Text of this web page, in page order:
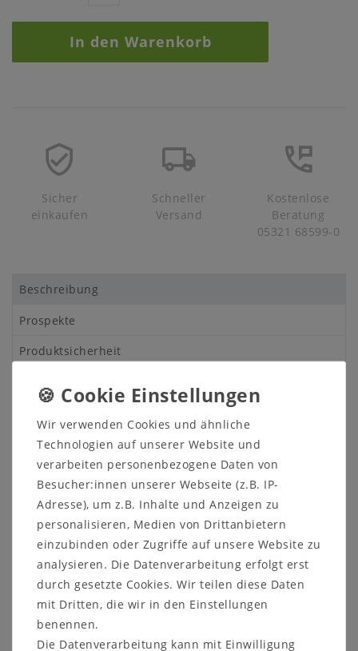
In den Warenkorb
Sicher
einkaufen
Schneller
Versand
Kostenlose
Beratung
05321 68599-0
Beschreibung
Prospekte
Produktsicherheit
Kleiner Esstisch 78x78cm mit oder
ohne Ansteckplatte
Kiefer massiv honigfarben lackiert
Andere Artikel des Programms finden Sie HIER!
Der Esstisch hat eine quadratische Tischplatte. Auf
Wunsch können Sie auch eine oder zwei
Ansteckplatten dazu bestellen.
Ebenfalls sind optional passende Stühle erhältlich.
Wir verwenden Cookies und ähnliche
Technologien auf unserer Website und
verarbeiten personenbezogene Daten von
Besucher:innen unserer Webseite (z.B. IP-
Adresse), um z.B. Inhalte und Anzeigen zu
personalisieren, Medien von Drittanbietern
einzubinden oder Zugriffe auf unsere Website zu
analysieren. Die Datenverarbeitung erfolgt erst
durch gesetzte Cookies. Wir teilen diese Daten
mit Dritten, die wir in den Einstellungen
benennen.
Die Datenverarbeitung kann mit Einwilligung